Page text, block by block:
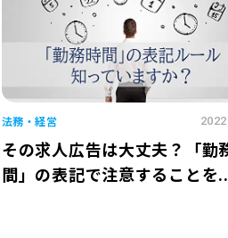
法務・経営
その求人広告は大丈夫？「勤
間」の表記で注意することを